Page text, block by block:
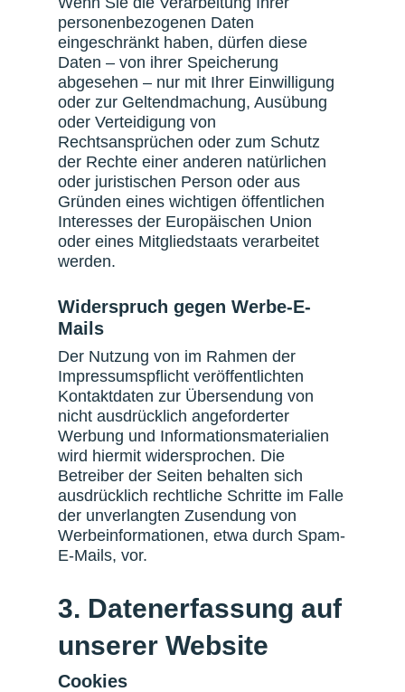
personenbezogenen Daten
eingeschränkt haben, dürfen diese
Daten – von ihrer Speicherung
abgesehen – nur mit Ihrer Einwilligung
oder zur Geltendmachung, Ausübung
oder Verteidigung von
Rechtsansprüchen oder zum Schutz
der Rechte einer anderen natürlichen
oder juristischen Person oder aus
Gründen eines wichtigen öffentlichen
Interesses der Europäischen Union
oder eines Mitgliedstaats verarbeitet
werden.
Widerspruch gegen Werbe-E-
Mails
Der Nutzung von im Rahmen der
Impressumspflicht veröffentlichten
Kontaktdaten zur Übersendung von
nicht ausdrücklich angeforderter
Werbung und Informationsmaterialien
wird hiermit widersprochen. Die
Betreiber der Seiten behalten sich
ausdrücklich rechtliche Schritte im Falle
der unverlangten Zusendung von
Werbeinformationen, etwa durch Spam-
E-Mails, vor.
3. Datenerfassung auf
unserer Website
Cookies